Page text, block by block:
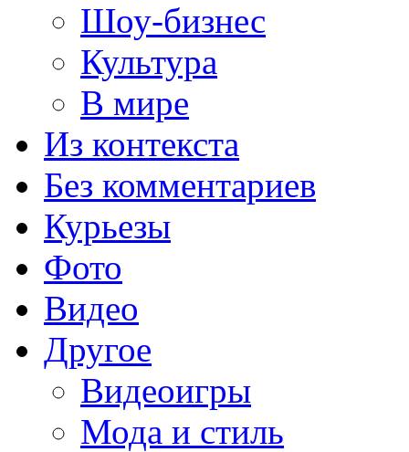
Шоу-бизнес
Культура
В мире
Из контекста
Без комментариев
Курьезы
Фото
Видео
Другое
Видеоигры
Мода и стиль